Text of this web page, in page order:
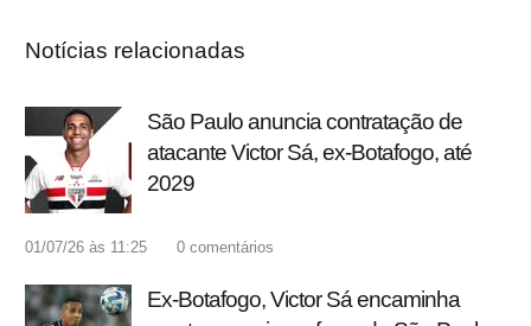
Notícias relacionadas
São Paulo anuncia contratação de
atacante Victor Sá, ex-Botafogo, até
2029
01/07/26 às 11:25 0 comentários
Ex-Botafogo, Victor Sá encaminha